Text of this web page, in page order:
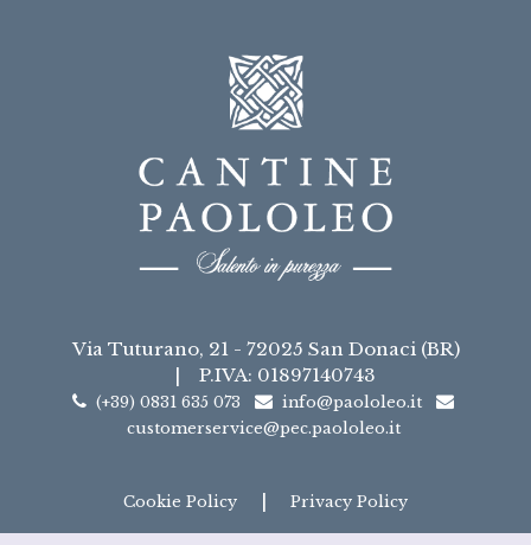
Via Tuturano, 21 - 72025 San Donaci (BR)
|
P.IVA: 01897140743
(+39) 0831 635 073
info@paololeo.it
customerservice@pec.paololeo.it
Cookie Policy | Privacy Policy